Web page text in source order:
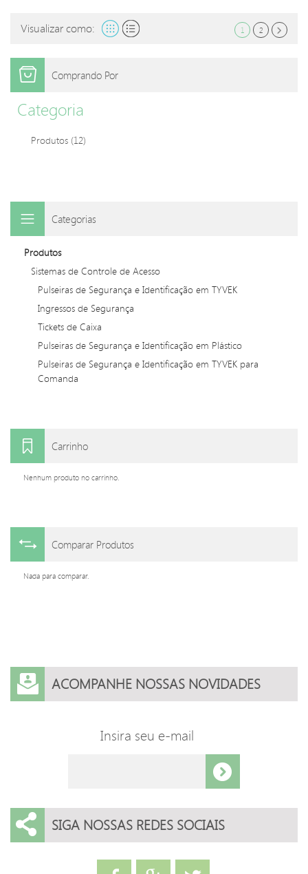
Visualizar como: 1 2
Comprando Por
Categoria
Produtos (12)
Categorias
Produtos
Sistemas de Controle de Acesso
Pulseiras de Segurança e Identificação em TYVEK
Ingressos de Segurança
Tickets de Caixa
Pulseiras de Segurança e Identificação em Plástico
Pulseiras de Segurança e Identificação em TYVEK para
Comanda
Carrinho
Nenhum produto no carrinho.
Comparar Produtos
Nada para comparar.
ACOMPANHE NOSSAS NOVIDADES
Insira seu e-mail
SIGA NOSSAS REDES SOCIAIS